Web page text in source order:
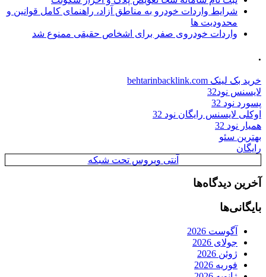
شرایط واردات خودرو به مناطق آزاد، راهنمای کامل قوانین و
محدودیت ها
واردات خودروی صفر برای اشخاص حقیقی ممنوع شد
.
خرید بک لینک behtarinbacklink.com
لایسنس نود32
پسورد نود 32
اوکلی لایسنس رایگان نود 32
همیار نود 32
بهترین سئو
رایگان
آنتی ویروس تحت شبکه
آخرین دیدگاه‌ها
بایگانی‌ها
آگوست 2026
جولای 2026
ژوئن 2026
فوریه 2026